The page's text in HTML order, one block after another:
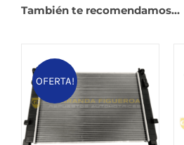
También te recomendamos…
OFERTA!